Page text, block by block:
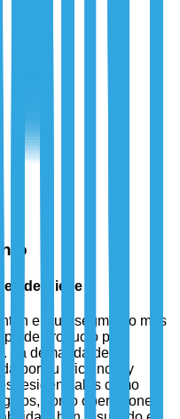
de Nieve
el sub-segmento más
de producto por
La demanda de
por su eficiencia y
residenciales como
como operaciones